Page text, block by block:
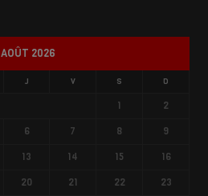
AOÛT 2026
J V S D
1
2
6 7 8
9
13 14 15
16
20 21 22
23